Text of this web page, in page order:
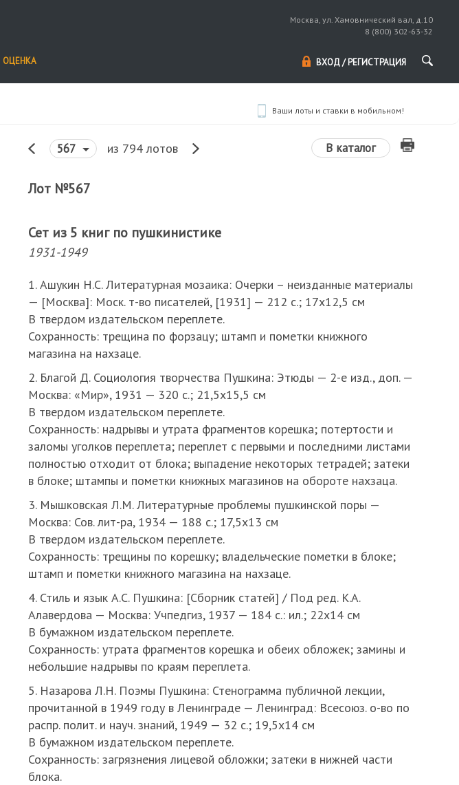
Москва, ул. Хамовнический вал, д.10
8 (800) 302-63-32
ОЦЕНКА ВХОД / РЕГИСТРАЦИЯ
Ваши лоты и ставки в мобильном!
567 из 794 лотов В каталог
Лот №567
Сет из 5 книг по пушкинистике
1931-1949
1. Ашукин Н.С. Литературная мозаика: Очерки – неизданные материалы
— [Москва]: Моск. т-во писателей, [1931] — 212 с.; 17х12,5 см
В твердом издательском переплете.
Сохранность: трещина по форзацу; штамп и пометки книжного
магазина на нахзаце.
2. Благой Д. Социология творчества Пушкина: Этюды — 2-е изд., доп. —
Москва: «Мир», 1931 — 320 с.; 21,5х15,5 см
В твердом издательском переплете.
Сохранность: надрывы и утрата фрагментов корешка; потертости и
заломы уголков переплета; переплет с первыми и последними листами
полностью отходит от блока; выпадение некоторых тетрадей; затеки
в блоке; штампы и пометки книжных магазинов на обороте нахзаца.
3. Мышковская Л.М. Литературные проблемы пушкинской поры —
Москва: Сов. лит-ра, 1934 — 188 с.; 17,5х13 см
В твердом издательском переплете.
Сохранность: трещины по корешку; владельческие пометки в блоке;
штамп и пометки книжного магазина на нахзаце.
4. Стиль и язык А.С. Пушкина: [Сборник статей] / Под ред. К.А.
Алавердова — Москва: Учпедгиз, 1937 — 184 с.: ил.; 22х14 см
В бумажном издательском переплете.
Сохранность: утрата фрагментов корешка и обеих обложек; замины и
небольшие надрывы по краям переплета.
5. Назарова Л.Н. Поэмы Пушкина: Стенограмма публичной лекции,
прочитанной в 1949 году в Ленинграде — Ленинград: Всесоюз. о-во по
распр. полит. и науч. знаний, 1949 — 32 с.; 19,5х14 см
В бумажном издательском переплете.
Сохранность: загрязнения лицевой обложки; затеки в нижней части
блока.